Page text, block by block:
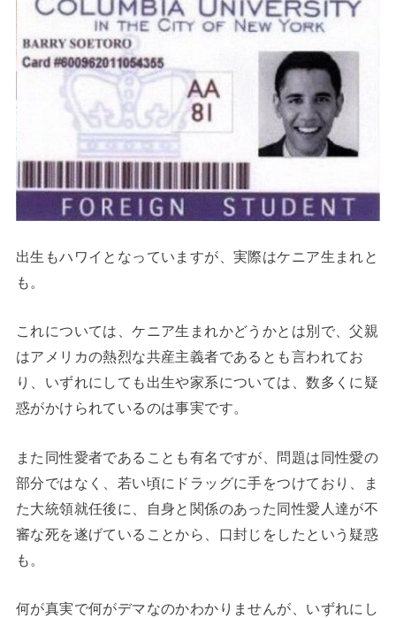
出生もハワイとなっていますが、実際はケニア生まれと
も。
これについては、ケニア生まれかどうかとは別で、父親
はアメリカの熱烈な共産主義者であるとも言われてお
り、いずれにしても出生や家系については、数多くに疑
惑がかけられているのは事実です。
また同性愛者であることも有名ですが、問題は同性愛の
部分ではなく、若い頃にドラッグに手をつけており、ま
た大統領就任後に、自身と関係のあった同性愛人達が不
審な死を遂げていることから、口封じをしたという疑惑
も。
何が真実で何がデマなのかわかりませんが、いずれにし